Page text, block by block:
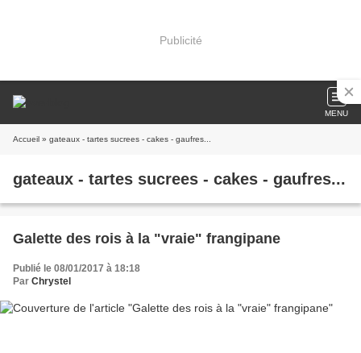
Publicité
MENU
Accueil » gateaux - tartes sucrees - cakes - gaufres...
gateaux - tartes sucrees - cakes - gaufres...
Galette des rois à la "vraie" frangipane
Publié le 08/01/2017 à 18:18
Par Chrystel